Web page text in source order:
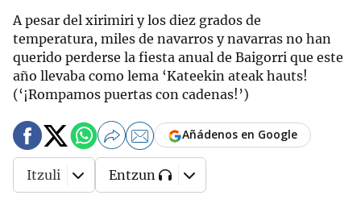
A pesar del xirimiri y los diez grados de
temperatura, miles de navarros y navarras no han
querido perderse la fiesta anual de Baigorri que este
año llevaba como lema ‘Kateekin ateak hauts!
(‘¡Rompamos puertas con cadenas!’)
Añádenos en Google
Itzuli Entzun